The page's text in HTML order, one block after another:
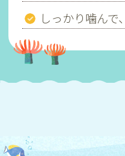
しっかり噛ん